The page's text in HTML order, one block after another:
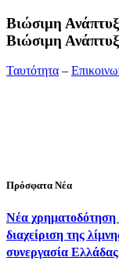
Bιώσιμη
Βιώσιμη
Ταυτότητα –
Πρόσφατα Νέα
Νέα χρηματοδότηση
διαχείριση της
συνεργασία